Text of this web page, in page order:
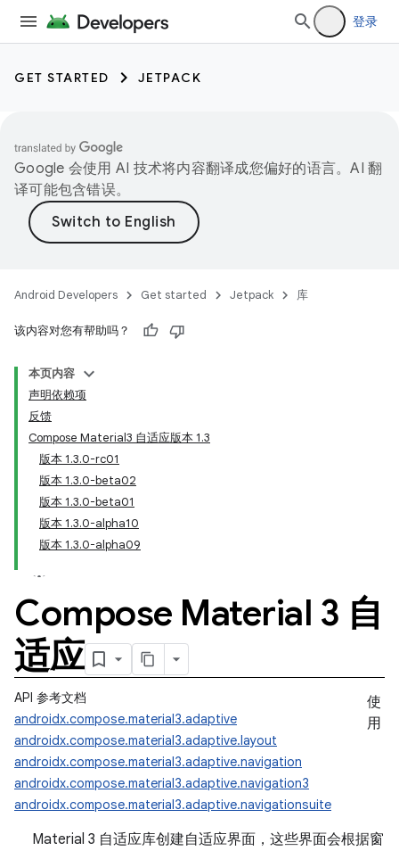
登录
GET STARTED JETPACK
Google 会使用 AI 技术将内容翻译成您偏好的语言。AI 翻
译可能包含错误。
Android Developers Get started Jetpack 库
该内容对您有帮助吗？
本页内容
声明依赖项
反馈
Compose Material3 自适应版本 1.3
版本 1.3.0-rc01
版本 1.3.0-beta02
版本 1.3.0-beta01
版本 1.3.0-alpha10
版本 1.3.0-alpha09
Compose Material 3 自
适应
API 参考文档
androidx.compose.material3.adaptive
androidx.compose.material3.adaptive.layout
androidx.compose.material3.adaptive.navigation
androidx.compose.material3.adaptive.navigation3
androidx.compose.material3.adaptive.navigationsuite
使
用
Material 3 自适应库创建自适应界面，这些界面会根据窗